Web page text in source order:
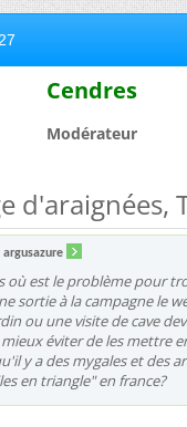
Cendres
Modérateur
d'araignées,
argusazure
où est le problème pour
sortie à la campagne le
ou une visite de cave
éviter de les mettre
y a des mygales et des
en triangle" en france?